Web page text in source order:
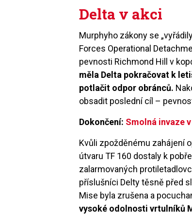
Delta v akci
Murphyho zákony se
Forces Operational
pevnosti Richmond Hill v
měla Delta pokračovat k
potlačit odpor obránců.
obsadit poslední cíl –
Dokončení: Smolná invaze
Kvůli zpožděnému zahájení
útvaru TF 160 dostaly k
zalarmovaných
příslušníci Delty těsně před
Mise byla zrušena a
vysoké odolnosti vrtulníků